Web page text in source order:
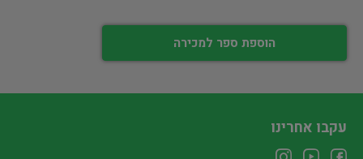
הוספת ספר למכירה
עקבו אחרינו